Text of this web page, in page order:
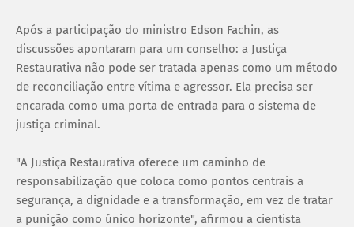
Após a participação do ministro Edson Fachin, as
discussões apontaram para um conselho: a Justiça
Restaurativa não pode ser tratada apenas como um método
de reconciliação entre vítima e agressor. Ela precisa ser
encarada como uma porta de entrada para o sistema de
justiça criminal.
"A Justiça Restaurativa oferece um caminho de
responsabilização que coloca como pontos centrais a
segurança, a dignidade e a transformação, em vez de tratar
a punição como único horizonte", afirmou a cientista